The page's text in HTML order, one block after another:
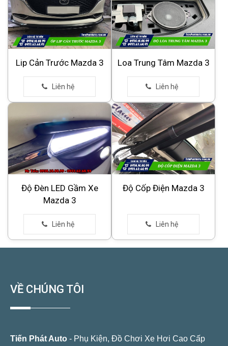
Lip Cản Trước Mazda 3 Loa Trung Tâm Mazda 3
Độ Đèn LED Gầm Xe
Mazda 3
Độ Cốp Điện Mazda 3
VỀ CHÚNG TÔI
Tiến Phát Auto - Phụ Kiện, Đồ Chơi Xe Hơi Cao Cấp